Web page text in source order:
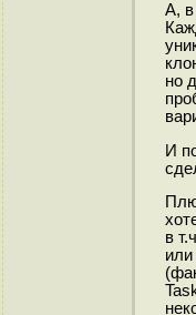
А, в
но
И
в